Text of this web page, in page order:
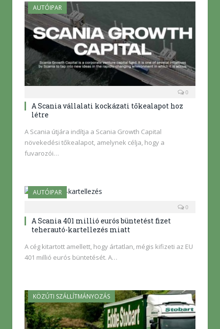
AUTÓIPAR
0
A Scania vállalati kockázati tőkealapot hoz
létre
A Scania útjára indítja a Scania Growth Capital
növekedési tőkealapot, amelynek célja, hogy a
fuvarozói…
AUTÓIPAR
0
A Scania 401 millió eurós büntetést fizet
teherautó-kartellezés miatt
A cég kitartott amellett, hogy ártatlan, mégis kifizeti az EU
401 millió eurós büntetését. A…
KÖZÚTI SZÁLLÍTMÁNYOZÁS